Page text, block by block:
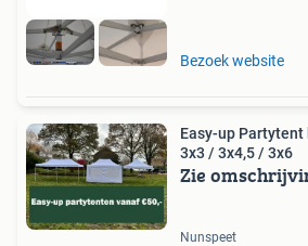
Bezoek website
Easy-up
3x3 / 3x4,5 / 3x6
Zie
Nunspeet